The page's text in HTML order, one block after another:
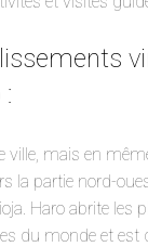
ville, mais en
la partie nord-
Haro abrite les
du monde et est